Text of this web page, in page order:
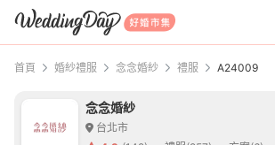
WeddingDay 好婚市集
首頁 婚紗禮服 念念婚紗 禮服 A24009
念念婚紗
台北市